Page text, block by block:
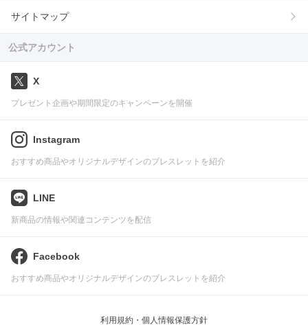
サイトマップ
公式アカウント
X
プレゼント企画や期間限定のキャンペーンを開催
Instagram
おすすめ商品やオリジナルデザインのブレスレットを紹介
LINE
新商品の情報や関連コンテンツを配信
Facebook
おすすめ商品やオリジナルデザインのブレスレットを紹介
利用規約・個人情報保護方針